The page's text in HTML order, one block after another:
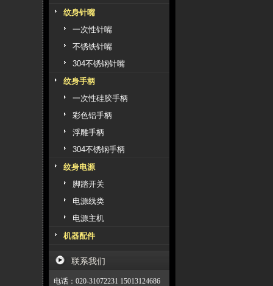
纹身针嘴
一次性针嘴
不锈铁针嘴
304不锈钢针嘴
纹身手柄
一次性硅胶手柄
彩色铝手柄
浮雕手柄
304不锈钢手柄
纹身电源
脚踏开关
电源线类
电源主机
机器配件
联系我们
电话：020-31072231 15013124686